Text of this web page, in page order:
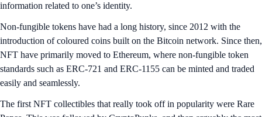
information related to one’s identity.
Non-fungible tokens have had a long history, since 2012 with the
introduction of coloured coins built on the Bitcoin network. Since then,
NFT have primarily moved to Ethereum, where non-fungible token
standards such as ERC-721 and ERC-1155 can be minted and traded
easily and seamlessly.
The first NFT collectibles that really took off in popularity were Rare